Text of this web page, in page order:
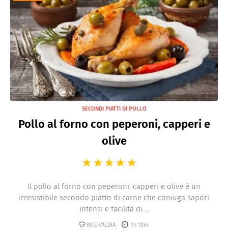
Piatti freddi
SECONDI PIATTI DI POLLO
Pollo al forno con peperoni, capperi e
olive
Il pollo al forno con peperoni, capperi e olive è un
irresistibile secondo piatto di carne che coniuga sapori
intensi e facilità di ...
INTERMEDIA 1h 10m